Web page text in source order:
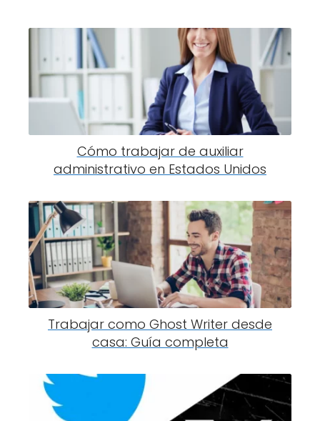
Cómo trabajar de auxiliar
administrativo en Estados Unidos
Trabajar como Ghost Writer desde
casa: Guía completa